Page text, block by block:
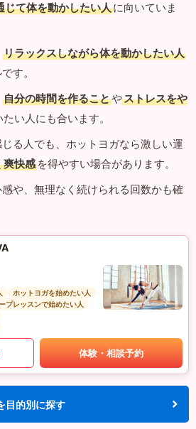
じて体を動かしたい人に向いていま
リラックスしながら体を動かしたい人
す。
自分の時間を作ることやストレスをや
い人にも合います。
る人でも、ホットヨガなら激しい運
爽快感 を得やすい場合があります。
や、無理なく続けられる回数かも確
ホットヨガを始めたい人
プレッスンで始めたい人
体験・相談予約
目的別に探す